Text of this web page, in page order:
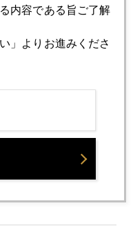
騰
内容である旨ご了解
」よりお進みくださ